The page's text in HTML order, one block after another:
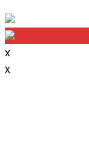
x
x